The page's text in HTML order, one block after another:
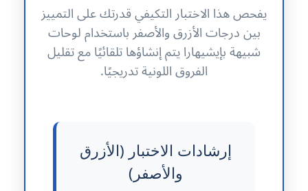
يفحص هذا الاختبار التكيفي قدرتك على التمييز
بين درجات الأزرق والأصفر باستخدام لوحات
شبيهة بإيشيهارا يتم إنشاؤها تلقائيًا مع تقليل
الفروق اللونية تدريجيًا.
إرشادات الاختبار (الأزرق
والأصفر)